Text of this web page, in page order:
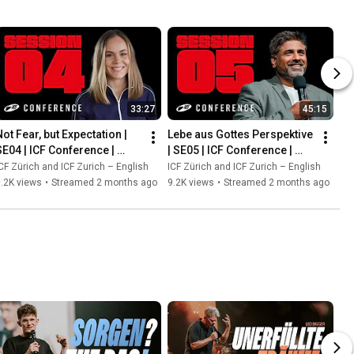
33:27
Fear, but Expectation |
| ICF Conference |
Bigger
Zürich and ICF Zurich – English
views • Streamed 2 months ago
45:15
Lebe aus Gottes Perspektive
| SE05 | ICF Conference |
Mark Varughese
ICF Zürich and ICF Zurich – English
9.2K views • Streamed 2 months ago